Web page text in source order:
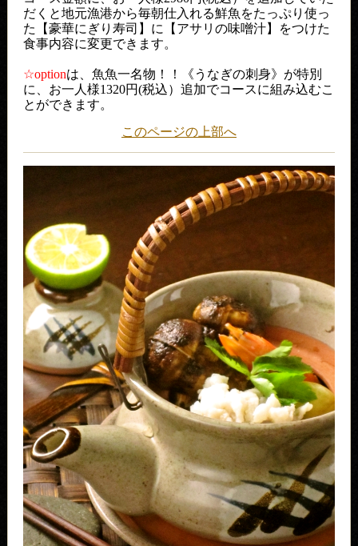
だくと地元漁港から毎朝仕入れる鮮魚をたっぷり使っ
た【豪華にぎり寿司】に【アサリの味噌汁】をつけた
食事内容に変更できます。
☆optionは、魚魚一名物！！《うなぎの刺身》が特別
に、お一人様1320円(税込）追加でコースに組み込むこ
とができます。
このページの上部へ